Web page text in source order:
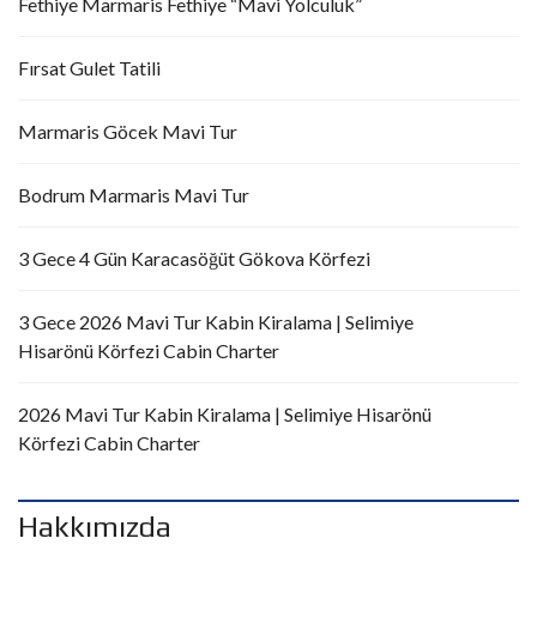
Fırsat Gulet Tatili
Marmaris Göcek Mavi Tur
Bodrum Marmaris Mavi Tur
3 Gece 4 Gün Karacasöğüt Gökova Körfezi
3 Gece 2026 Mavi Tur Kabin Kiralama | Selimiye
Hisarönü Körfezi Cabin Charter
2026 Mavi Tur Kabin Kiralama | Selimiye Hisarönü
Körfezi Cabin Charter
Hakkımızda